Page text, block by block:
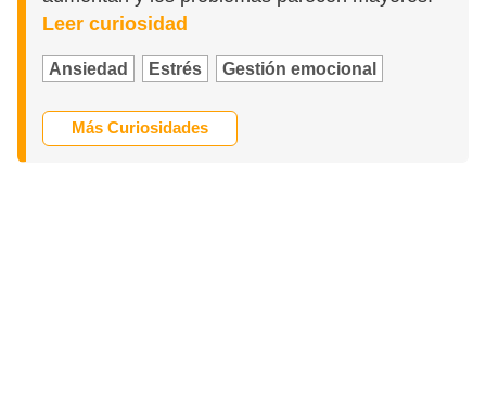
Leer curiosidad
Ansiedad Estrés Gestión emocional
Más Curiosidades